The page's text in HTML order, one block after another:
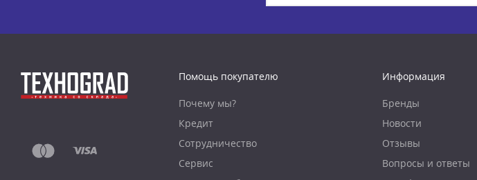
Помощь покупателю
Почему мы?
Кредит
Сотрудничество
Сервис
Информация
Бренды
Новости
Отзывы
Вопросы и ответы